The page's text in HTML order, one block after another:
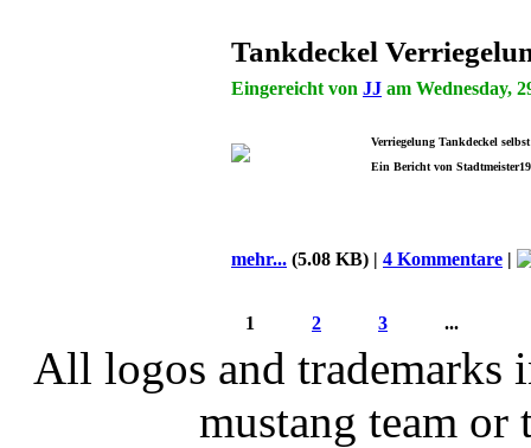
Tankdeckel
Eingereicht von JJ am Wednesday,
Verriegelung Tankdeckel
Ein Bericht von
mehr... (5.08 KB) | 4 Kommentare |
1 2 3 ...
All logos and trademarks
mustang team or